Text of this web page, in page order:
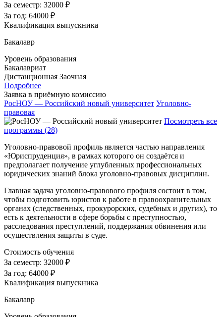
За семестр: 32000 ₽
За год: 64000 ₽
Квалификация выпускника
Бакалавр
Уровень образования
Бакалавриат
Дистанционная Заочная
Подробнее
Заявка в приёмную комиссию
РосНОУ — Российский новый университет Уголовно-
правовая
Посмотреть все
программы (28)
Уголовно-правовой профиль является частью направления
«Юриспруденция», в рамках которого он создаётся и
предполагает получение углубленных профессиональных
юридических знаний блока уголовно-правовых дисциплин.
Главная задача уголовно-правового профиля состоит в том,
чтобы подготовить юристов к работе в правоохранительных
органах (следственных, прокурорских, судебных и других), то
есть к деятельности в сфере борьбы с преступностью,
расследования преступлений, поддержания обвинения или
осуществления защиты в суде.
Стоимость обучения
За семестр: 32000 ₽
За год: 64000 ₽
Квалификация выпускника
Бакалавр